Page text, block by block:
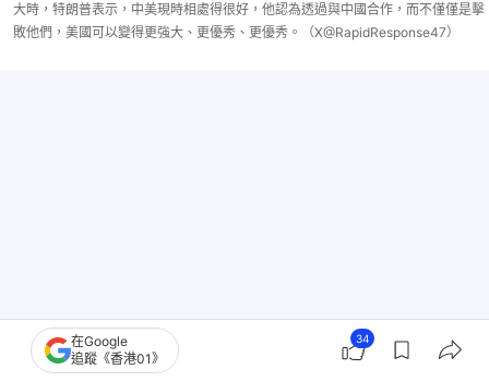
大時，特朗普表示，中美現時相處得很好，他認為透過與中國合作，而不僅僅是擊
敗他們，美國可以變得更強大、更優秀、更優秀。（X@RapidResponse47）
在Google
追蹤《香港01》
34